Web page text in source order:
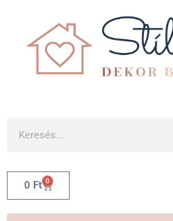
0 Ft 0